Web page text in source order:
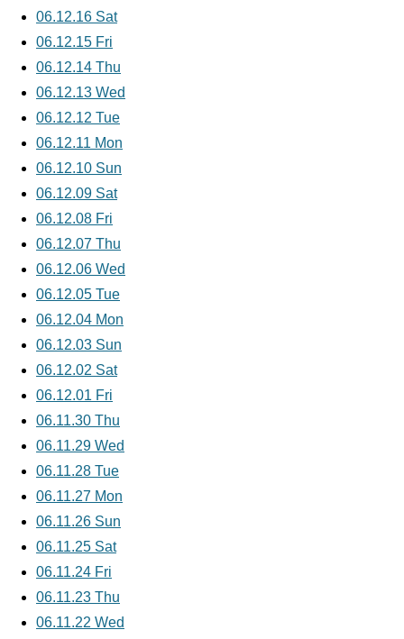
06.12.16 Sat
06.12.15 Fri
06.12.14 Thu
06.12.13 Wed
06.12.12 Tue
06.12.11 Mon
06.12.10 Sun
06.12.09 Sat
06.12.08 Fri
06.12.07 Thu
06.12.06 Wed
06.12.05 Tue
06.12.04 Mon
06.12.03 Sun
06.12.02 Sat
06.12.01 Fri
06.11.30 Thu
06.11.29 Wed
06.11.28 Tue
06.11.27 Mon
06.11.26 Sun
06.11.25 Sat
06.11.24 Fri
06.11.23 Thu
06.11.22 Wed